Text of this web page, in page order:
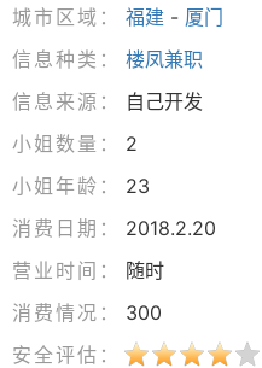
城市区域： 福建 - 厦门
信息种类：
楼凤兼职
信息来源：
自己开发
小姐数量：
2
小姐年龄：
23
消费日期：
2018.2.20
营业时间：
随时
消费情况：
300
安全评估：